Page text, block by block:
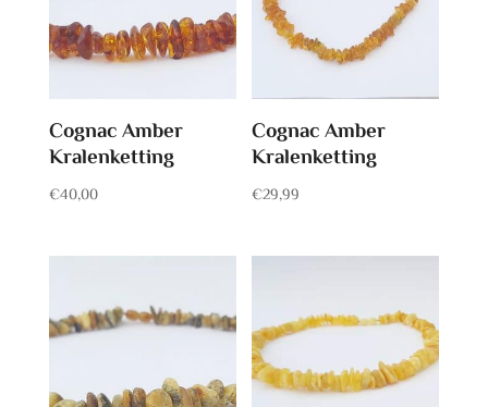
Cognac Amber
Kralenketting
€40,00
Cognac Amber
Kralenketting
€29,99